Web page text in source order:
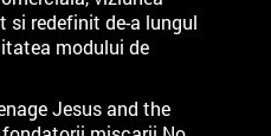
si redefinit de-a lungul
modului de
Jesus and the